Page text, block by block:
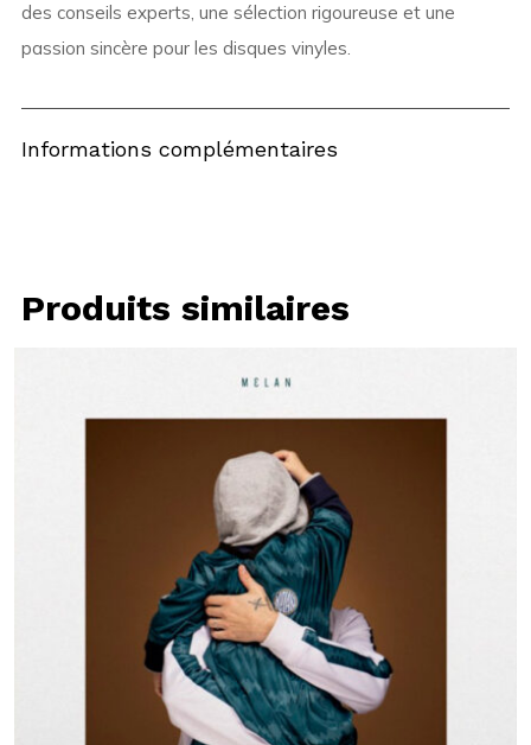
des conseils experts, une sélection rigoureuse et une
passion sincère pour les disques vinyles.
Informations complémentaires
Produits similaires